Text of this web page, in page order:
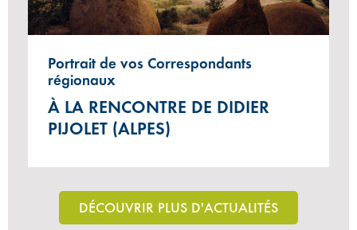
Portrait de vos Correspondants
régionaux
À LA RENCONTRE DE DIDIER
PIJOLET (ALPES)
DÉCOUVRIR PLUS D'ACTUALITÉS